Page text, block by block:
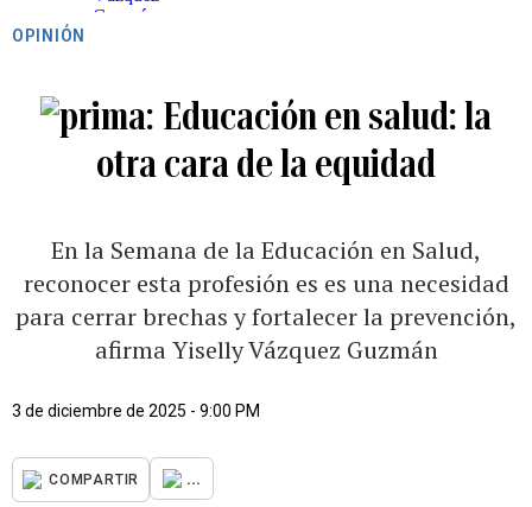
OPINIÓN
Educación en salud: la
otra cara de la equidad
En la Semana de la Educación en Salud,
reconocer esta profesión es es una necesidad
para cerrar brechas y fortalecer la prevención,
afirma Yiselly Vázquez Guzmán
3 de diciembre de 2025 - 9:00 PM
COMPARTIR ...